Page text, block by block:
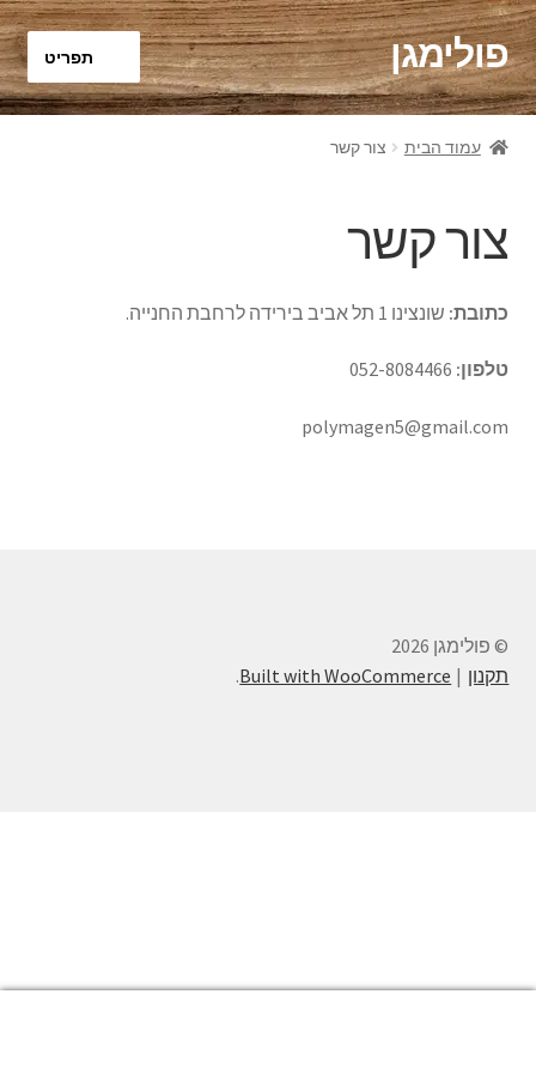
דלג
לניווט
לדלג
לתוכן
פולימגן תפריט
ראשי
הבלוג
לתשלום
סל קניות
צור קשר
עמוד הבית צור קשר
צור קשר
כתובת: שונצינו 1 תל אביב בירידה לרחבת החנייה.
טלפון:
polymagen5@gmail.com
© פולימגן 2026
תקנון
Built with WooCommerce
.